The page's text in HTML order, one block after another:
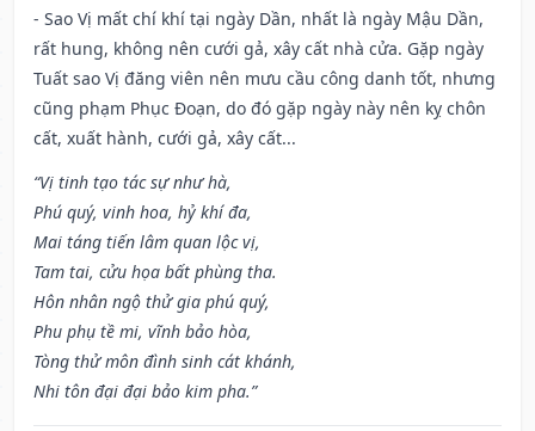
- Sao Vị mất chí khí tại ngày Dần, nhất là ngày Mậu Dần,
rất hung, không nên cưới gả, xây cất nhà cửa. Gặp ngày
Tuất sao Vị đăng viên nên mưu cầu công danh tốt, nhưng
cũng phạm Phục Đoạn, do đó gặp ngày này nên kỵ chôn
cất, xuất hành, cưới gả, xây cất...
“Vị tinh tạo tác sự như hà,
Phú quý, vinh hoa, hỷ khí đa,
Mai táng tiến lâm quan lộc vị,
Tam tai, cửu họa bất phùng tha.
Hôn nhân ngộ thử gia phú quý,
Phu phụ tề mi, vĩnh bảo hòa,
Tòng thử môn đình sinh cát khánh,
Nhi tôn đại đại bảo kim pha.”